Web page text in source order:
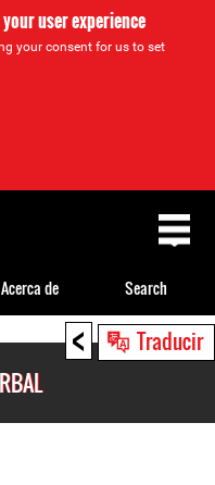
user experience
your consent for us to set
< Traducir
Acerca de Search